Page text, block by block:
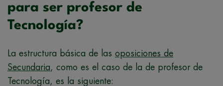
para ser profesor de
Tecnología?
La estructura básica de las oposiciones de
Secundaria, como es el caso de la de profesor de
Tecnología, es la siguiente: